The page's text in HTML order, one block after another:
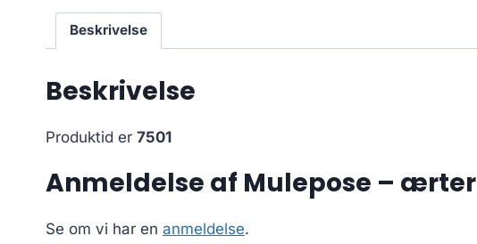
Beskrivelse
Beskrivelse
Produktid er 7501
Anmeldelse af Mulepose – ærter
Se om vi har en anmeldelse.